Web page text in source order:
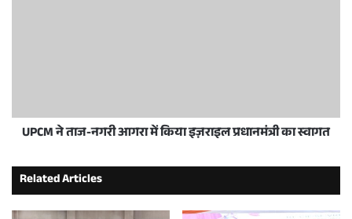
UPCM ने ताज-नगरी आगरा में किया इज़राइल प्रधानमंत्री का स्वागत
Related Articles